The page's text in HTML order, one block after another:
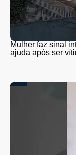
Mulher faz sinal
ajuda após ser